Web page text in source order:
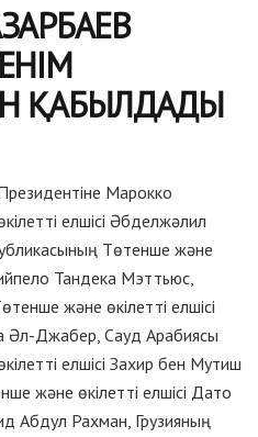
ҚАБЫЛДАДЫ
Марокко
елшісі Әбделжәлил
Төтенше және
Тандека Мэттьюс,
және өкілетті елшісі
Джабер, Сауд Арабиясы
елшісі Захир бен Мутиш
және өкілетті елшісі Дато
Абдул Рахман, Грузияның